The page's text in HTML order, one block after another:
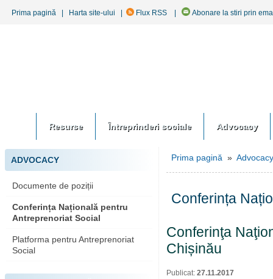
Prima pagină Harta site-ului Flux RSS Abonare la stiri prin
Resurse Întreprinderi sociale Advocacy
ADVOCACY
Documente de poziții
Conferința Națională pentru
Antreprenoriat Social
Platforma pentru Antreprenoriat
Social
Prima pagină » Advocacy
Conferința
Conferinţa
Chișinău
Publicat: 27.11.2017